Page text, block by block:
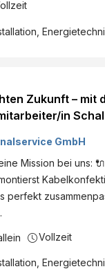
Zukunft – mit
in
GmbH
Mission bei uns:
perfekt
Vollzeit